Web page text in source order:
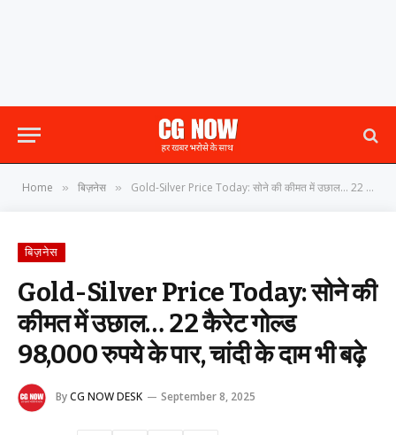
Home » बिज़नेस » Gold-Silver Price Today: सोने की कीमत में उछाल… 22 कैरेट गोल्ड 98,000 रुपये के पार, चांदी के दाम भी बढ़े
बिज़नेस
Gold-Silver Price Today: सोने की
कीमत में उछाल… 22 कैरेट गोल्ड
98,000 रुपये के पार, चांदी के दाम भी बढ़े
ByCG NOW DESK September 8, 2025